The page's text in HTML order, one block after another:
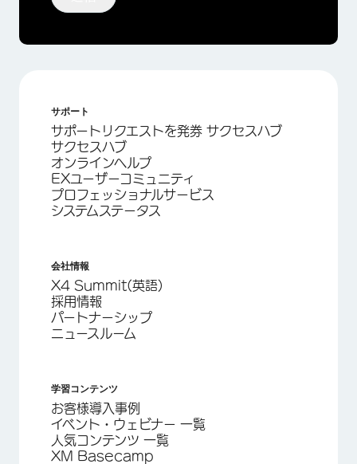
サポート
サポートリクエストを発券 サクセスハブ
サクセスハブ
オンラインヘルプ
EXユーザーコミュニティ
プロフェッショナルサービス
システムステータス
会社情報
X4 Summit(英語)
採用情報
パートナーシップ
ニュースルーム
学習コンテンツ
お客様導入事例
イベント・ウェビナー 一覧
人気コンテンツ 一覧
XM Basecamp